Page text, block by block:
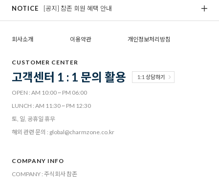
NOTICE [공지] 참존 회원 혜택 안내
회사소개 이용약관 개인정보처리방침
CUSTOMER CENTER
고객센터 1 : 1 문의 활용 1:1 상담하기
OPEN : AM 10:00 ~ PM 06:00
LUNCH : AM 11:30 ~ PM 12:30
토, 일, 공휴일 휴무
해외 관련 문의 : global@charmzone.co.kr
COMPANY INFO
COMPANY : 주식회사 참존